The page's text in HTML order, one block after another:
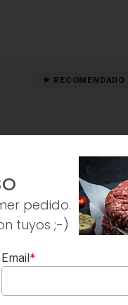
pedido.
tuyos ;-)
Email*